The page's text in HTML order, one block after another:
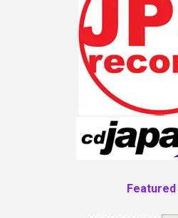
Featured